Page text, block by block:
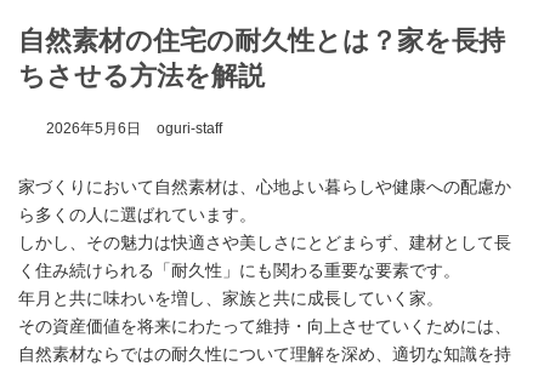
自然素材の住宅の耐久性とは？家を長持
ちさせる方法を解説
2026年5月6日 oguri-staff
家づくりにおいて自然素材は、心地よい暮らしや健康への配慮か
ら多くの人に選ばれています。
しかし、その魅力は快適さや美しさにとどまらず、建材として長
く住み続けられる「耐久性」にも関わる重要な要素です。
年月と共に味わいを増し、家族と共に成長していく家。
その資産価値を将来にわたって維持・向上させていくためには、
自然素材ならではの耐久性について理解を深め、適切な知識を持